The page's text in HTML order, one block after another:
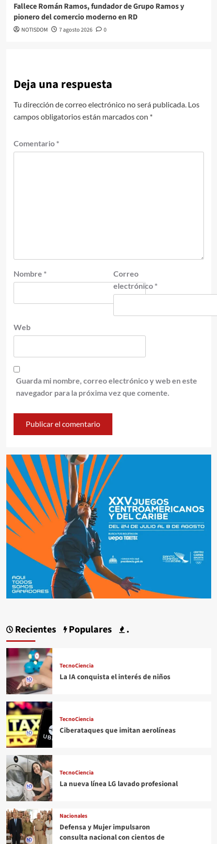
Fallece Román Ramos, fundador de Grupo Ramos y
pionero del comercio moderno en RD
NOTISDOM 7 agosto 2026 0
Deja una respuesta
Tu dirección de correo electrónico no será publicada. Los
campos obligatorios están marcados con *
Comentario *
Nombre *
Correo
electrónico *
Web
Guarda mi nombre, correo electrónico y web en este
navegador para la próxima vez que comente.
Recientes Populares .
TecnoCiencia
La IA conquista el interés de niños
TecnoCiencia
Ciberataques que imitan aerolíneas
TecnoCiencia
La nueva línea LG lavado profesional
Nacionales
Defensa y Mujer impulsaron
consulta nacional con cientos de